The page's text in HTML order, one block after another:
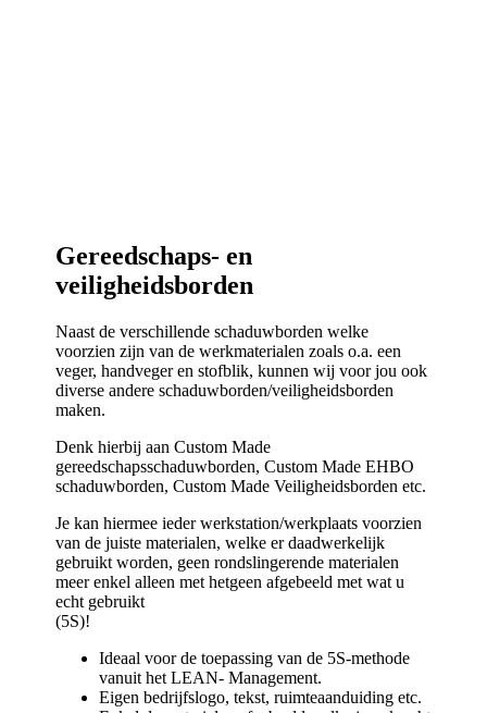
Gereedschaps- en
veiligheidsborden
Naast de verschillende schaduwborden welke
voorzien zijn van de werkmaterialen zoals o.a. een
veger, handveger en stofblik, kunnen wij voor jou ook
diverse andere schaduwborden/veiligheidsborden
maken.
Denk hierbij aan Custom Made
gereedschapsschaduwborden, Custom Made EHBO
schaduwborden, Custom Made Veiligheidsborden etc.
Je kan hiermee ieder werkstation/werkplaats voorzien
van de juiste materialen, welke er daadwerkelijk
gebruikt worden, geen rondslingerende materialen
meer enkel alleen met hetgeen afgebeeld met wat u
echt gebruikt
(5S)!
Ideaal voor de toepassing van de 5S-methode
vanuit het LEAN- Management.
Eigen bedrijfslogo, tekst, ruimteaanduiding etc.